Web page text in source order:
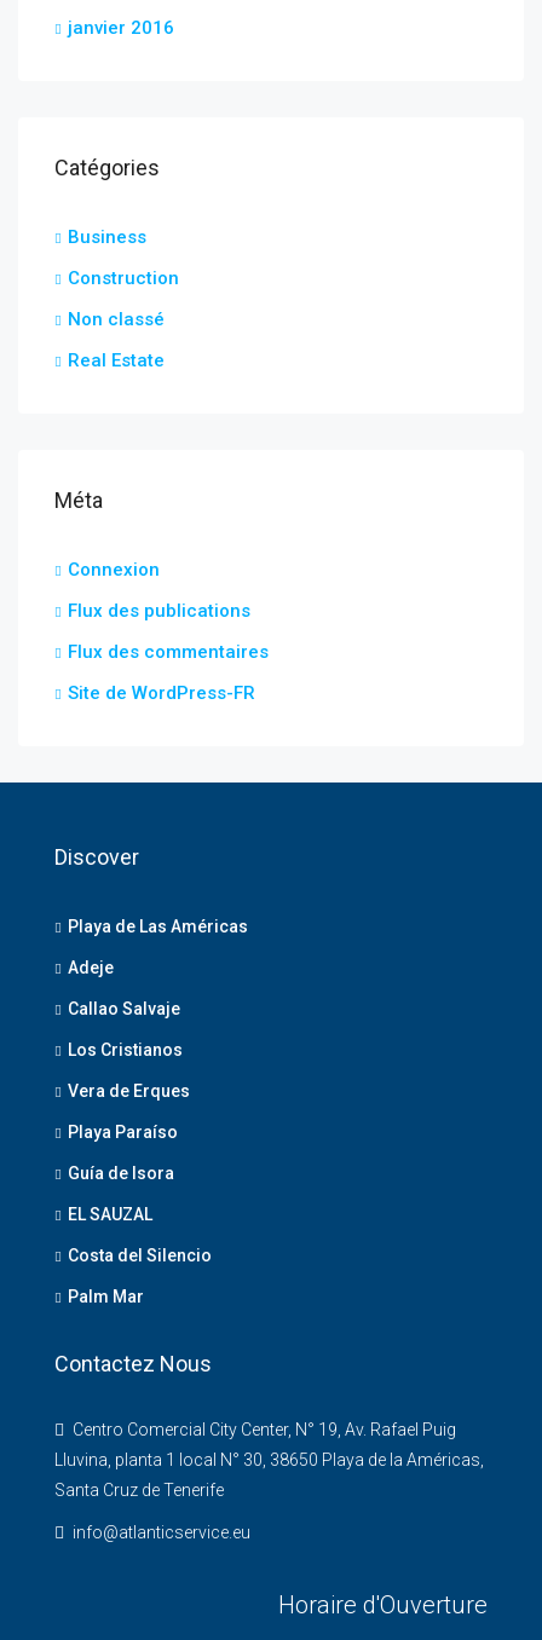
janvier 2016
Catégories
Business
Construction
Non classé
Real Estate
Méta
Connexion
Flux des publications
Flux des commentaires
Site de WordPress-FR
Discover
Playa de Las Américas
Adeje
Callao Salvaje
Los Cristianos
Vera de Erques
Playa Paraíso
Guía de Isora
EL SAUZAL
Costa del Silencio
Palm Mar
Contactez Nous
Centro Comercial City Center, N° 19, Av. Rafael Puig
Lluvina, planta 1 local N° 30, 38650 Playa de la Américas,
Santa Cruz de Tenerife
info@atlanticservice.eu
Horaire d'Ouverture